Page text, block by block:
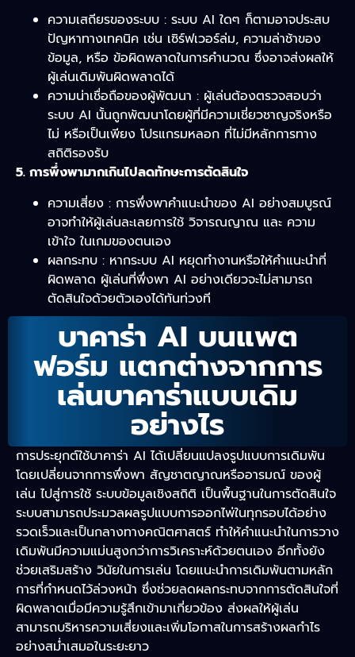
ความเสถียรของระบบ : ระบบ AI ใดๆ ก็ตามอาจประสบ
ปัญหาทางเทคนิค เช่น เซิร์ฟเวอร์ล่ม, ความล่าช้าของ
ข้อมูล, หรือ ข้อผิดพลาดในการคำนวณ ซึ่งอาจส่งผลให้
ผู้เล่นเดิมพันผิดพลาดได้
ความน่าเชื่อถือของผู้พัฒนา : ผู้เล่นต้องตรวจสอบว่า
ระบบ AI นั้นถูกพัฒนาโดยผู้ที่มีความเชี่ยวชาญจริงหรือ
ไม่ หรือเป็นเพียง โปรแกรมหลอก ที่ไม่มีหลักการทาง
สถิติรองรับ
5. การพึ่งพามากเกินไปลดทักษะการตัดสินใจ
ความเสี่ยง : การพึ่งพาคำแนะนำของ AI อย่างสมบูรณ์
อาจทำให้ผู้เล่นละเลยการใช้ วิจารณญาณ และ ความ
เข้าใจ ในเกมของตนเอง
ผลกระทบ : หากระบบ AI หยุดทำงานหรือให้คำแนะนำที่
ผิดพลาด ผู้เล่นที่พึ่งพา AI อย่างเดียวจะไม่สามารถ
ตัดสินใจด้วยตัวเองได้ทันท่วงที
บาคาร่า AI บนแพต
ฟอร์ม แตกต่างจากการ
เล่นบาคาร่าแบบเดิม
อย่างไร
การประยุกต์ใช้บาคาร่า AI ได้เปลี่ยนแปลงรูปแบบการเดิมพัน
โดยเปลี่ยนจากการพึ่งพา สัญชาตญาณหรืออารมณ์ ของผู้
เล่น ไปสู่การใช้ ระบบข้อมูลเชิงสถิติ เป็นพื้นฐานในการตัดสินใจ
ระบบสามารถประมวลผลรูปแบบการออกไพ่ในทุกรอบได้อย่าง
รวดเร็วและเป็นกลางทางคณิตศาสตร์ ทำให้คำแนะนำในการวาง
เดิมพันมีความแม่นสูงกว่าการวิเคราะห์ด้วยตนเอง อีกทั้งยัง
ช่วยเสริมสร้าง วินัยในการเล่น โดยแนะนำการเดิมพันตามหลัก
การที่กำหนดไว้ล่วงหน้า ซึ่งช่วยลดผลกระทบจากการตัดสินใจที่
ผิดพลาดเมื่อมีความรู้สึกเข้ามาเกี่ยวข้อง ส่งผลให้ผู้เล่น
สามารถบริหารความเสี่ยงและเพิ่มโอกาสในการสร้างผลกำไร
อย่างสม่ำเสมอในระยะยาว